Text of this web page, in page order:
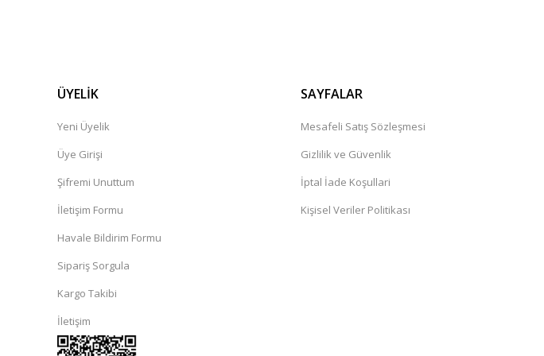
ÜYELİK
Yeni Üyelik
Üye Girişi
Şifremi Unuttum
İletişim Formu
Havale Bildirim Formu
Sipariş Sorgula
Kargo Takibi
İletişim
SAYFALAR
Mesafeli Satış Sözleşmesi
Gizlilik ve Güvenlik
İptal İade Koşullari
Kişisel Veriler Politikası